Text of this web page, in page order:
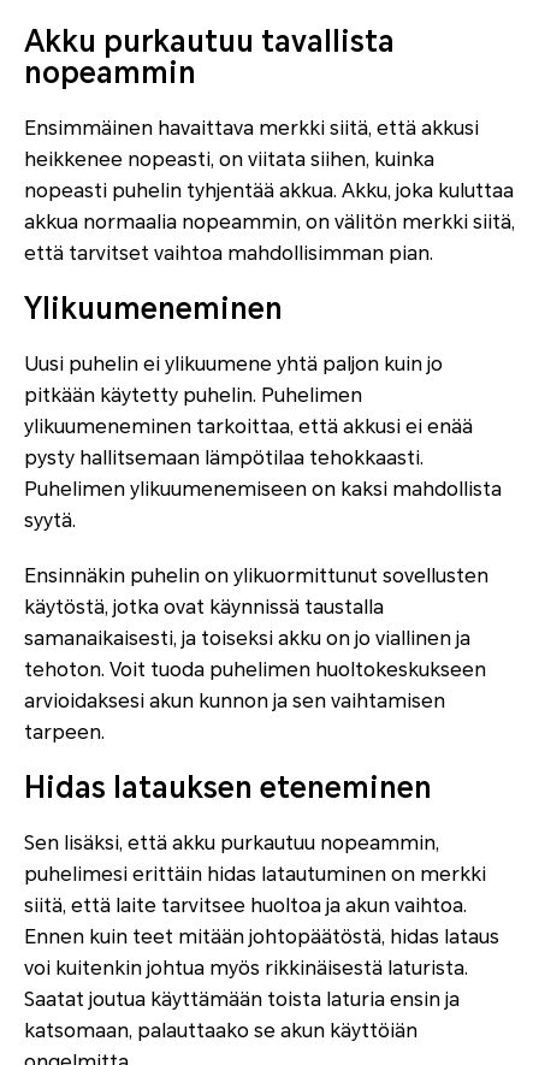
Akku purkautuu tavallista
nopeammin
Ensimmäinen havaittava merkki siitä, että akkusi
heikkenee nopeasti, on viitata siihen, kuinka
nopeasti puhelin tyhjentää akkua. Akku, joka kuluttaa
akkua normaalia nopeammin, on välitön merkki siitä,
että tarvitset vaihtoa mahdollisimman pian.
Ylikuumeneminen
Uusi puhelin ei ylikuumene yhtä paljon kuin jo
pitkään käytetty puhelin. Puhelimen
ylikuumeneminen tarkoittaa, että akkusi ei enää
pysty hallitsemaan lämpötilaa tehokkaasti.
Puhelimen ylikuumenemiseen on kaksi mahdollista
syytä.
Ensinnäkin puhelin on ylikuormittunut sovellusten
käytöstä, jotka ovat käynnissä taustalla
samanaikaisesti, ja toiseksi akku on jo viallinen ja
tehoton. Voit tuoda puhelimen huoltokeskukseen
arvioidaksesi akun kunnon ja sen vaihtamisen
tarpeen.
Hidas latauksen eteneminen
Sen lisäksi, että akku purkautuu nopeammin,
puhelimesi erittäin hidas latautuminen on merkki
siitä, että laite tarvitsee huoltoa ja akun vaihtoa.
Ennen kuin teet mitään johtopäätöstä, hidas lataus
voi kuitenkin johtua myös rikkinäisestä laturista.
Saatat joutua käyttämään toista laturia ensin ja
katsomaan, palauttaako se akun käyttöiän